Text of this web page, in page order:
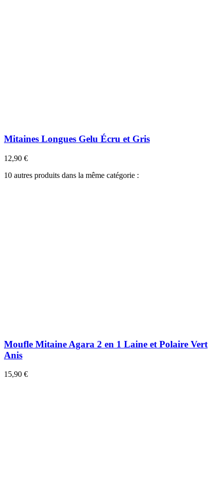
Mitaines Longues Gelu Écru et Gris
12,90 €
10 autres produits dans la même catégorie :
Moufle Mitaine Agara 2 en 1 Laine et Polaire Vert
Anis
15,90 €